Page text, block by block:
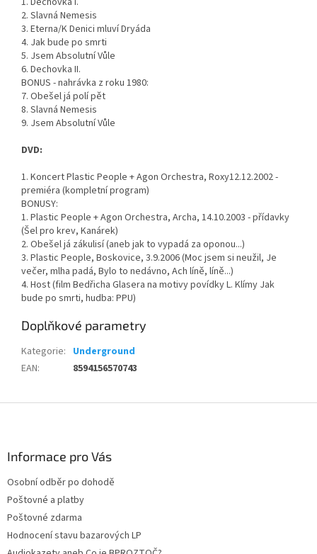
2. Slavná Nemesis
3. Eterna/K Denici mluví Dryáda
4. Jak bude po smrti
5. Jsem Absolutní Vůle
6. Dechovka II.
BONUS - nahrávka z roku 1980:
7. Obešel já polí pět
8. Slavná Nemesis
9. Jsem Absolutní Vůle
DVD:
1. Koncert Plastic People + Agon Orchestra, Roxy12.12.2002 -
premiéra (kompletní program)
BONUSY:
1. Plastic People + Agon Orchestra, Archa, 14.10.2003 - přídavky
(Šel pro krev, Kanárek)
2. Obešel já zákulisí (aneb jak to vypadá za oponou...)
3. Plastic People, Boskovice, 3.9.2006 (Moc jsem si neužil, Je
večer, mlha padá, Bylo to nedávno, Ach líně, líně...)
4. Host (film Bedřicha Glasera na motivy povídky L. Klímy Jak
bude po smrti, hudba: PPU)
Doplňkové parametry
Kategorie: Underground
EAN: 8594156570743
Informace pro Vás
Osobní odběr po dohodě
Poštovné a platby
Poštovné zdarma
Hodnocení stavu bazarových LP